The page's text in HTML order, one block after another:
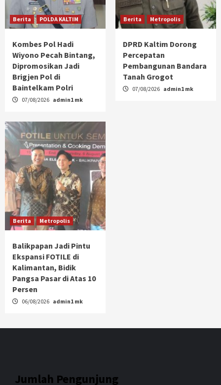
Berita POLDA KALTIM
Kombes Pol Hadi
Wiyono Pecah Bintang,
Dipromosikan Jadi
Brigjen Pol di
Baintelkam Polri
07/08/2026 admin1 mk
Berita Metropolis
DPRD Kaltim Dorong
Percepatan
Pembangunan Bandara
Tanah Grogot
07/08/2026 admin1 mk
Berita Metropolis
Balikpapan Jadi Pintu
Ekspansi FOTILE di
Kalimantan, Bidik
Pangsa Pasar di Atas 10
Persen
06/08/2026 admin1 mk
Jumlah Pengunjung